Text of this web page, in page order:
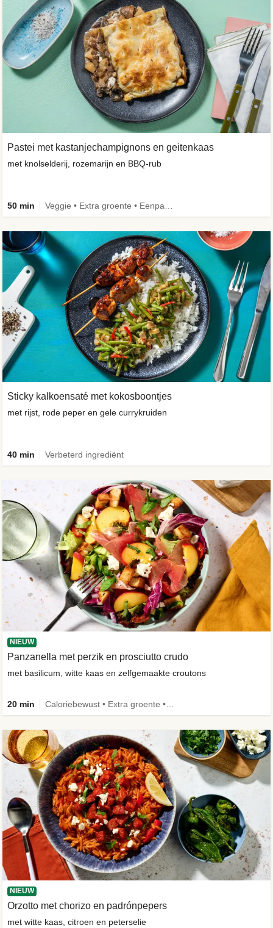
Pastei met kastanjechampignons en geitenkaas
met knolselderij, rozemarijn en BBQ-rub
50 min
Sticky kalkoensaté met kokosboontjes
met rijst, rode peper en gele currykruiden
40 min Verbeterd ingrediënt
NIEUW
Panzanella met perzik en prosciutto crudo
met basilicum, witte kaas en zelfgemaakte croutons
20 min
NIEUW
Orzotto met chorizo en padrónpepers
met witte kaas, citroen en peterselie